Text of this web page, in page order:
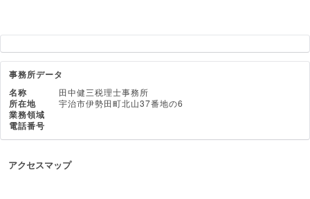
事務所データ
名称
田中健三税理士事務所
所在地 宇治市伊勢田町北山37番地の6
業務領域
電話番号
アクセスマップ